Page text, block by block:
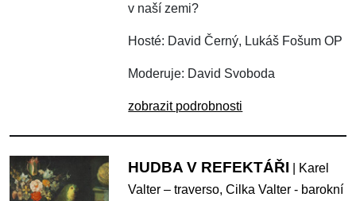
v naší zemi?
Hosté: David Černý, Lukáš Fošum OP
Moderuje: David Svoboda
zobrazit podrobnosti
HUDBA V REFEKTÁŘI | Karel
Valter – traverso, Cilka Valter - barokní